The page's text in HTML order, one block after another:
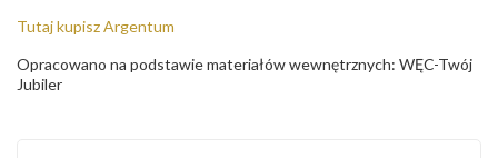
Tutaj kupisz Argentum
Opracowano na podstawie materiałów wewnętrznych: WĘC-Twój
Jubiler